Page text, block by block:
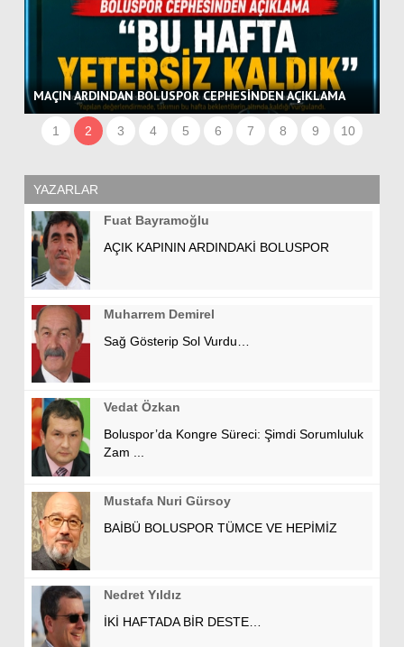
MAÇIN ARDINDAN BOLUSPOR CEPHESİNDEN AÇIKLAMA
1 2 3 4 5 6 7 8 9 10
YAZARLAR
Fuat Bayramoğlu
AÇIK KAPININ ARDINDAKİ BOLUSPOR
Muharrem Demirel
Sağ Gösterip Sol Vurdu…
Vedat Özkan
Boluspor’da Kongre Süreci: Şimdi Sorumluluk
Zam ...
Mustafa Nuri Gürsoy
BAİBÜ BOLUSPOR TÜMCE VE HEPİMİZ
Nedret Yıldız
İKİ HAFTADA BİR DESTE…